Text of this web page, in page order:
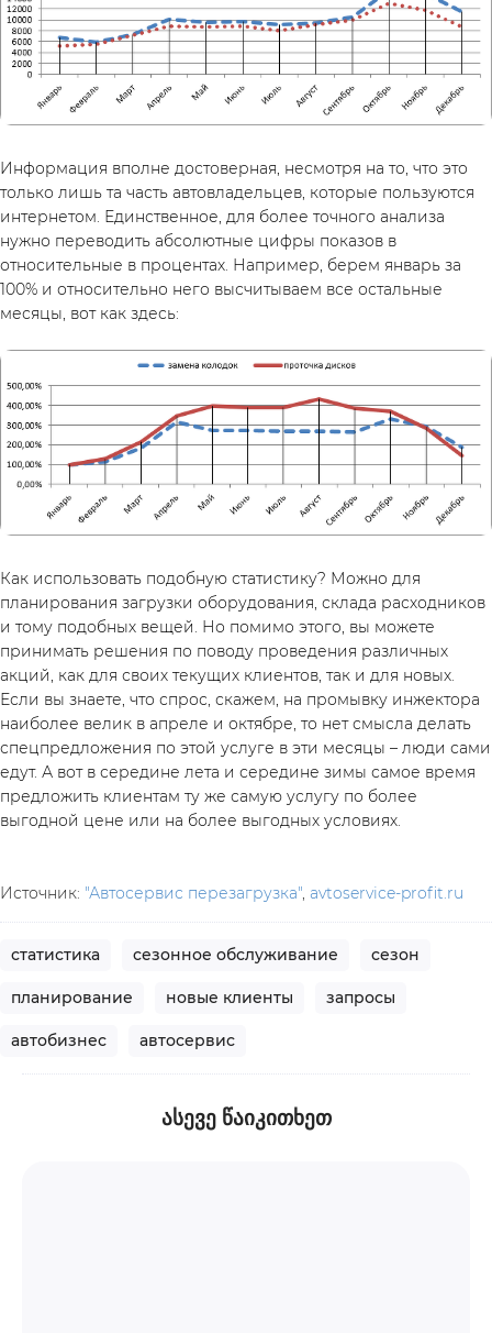
Информация вполне достоверная, несмотря на то, что это
только лишь та часть автовладельцев, которые пользуются
интернетом. Единственное, для более точного анализа
нужно переводить абсолютные цифры показов в
относительные в процентах. Например, берем январь за
100% и относительно него высчитываем все остальные
месяцы, вот как здесь:
Как использовать подобную статистику? Можно для
планирования загрузки оборудования, склада расходников
и тому подобных вещей. Но помимо этого, вы можете
принимать решения по поводу проведения различных
акций, как для своих текущих клиентов, так и для новых.
Если вы знаете, что спрос, скажем, на промывку инжектора
наиболее велик в апреле и октябре, то нет смысла делать
спецпредложения по этой услуге в эти месяцы – люди сами
едут. А вот в середине лета и середине зимы самое время
предложить клиентам ту же самую услугу по более
выгодной цене или на более выгодных условиях.
Источник: "Автосервис перезагрузка", avtoservice-profit.ru
статистика сезонное обслуживание сезон
планирование новые клиенты запросы
автобизнес автосервис
ᲐᲡᲔᲕᲔ ᲬᲐᲘᲙᲘᲗᲮᲔᲗ